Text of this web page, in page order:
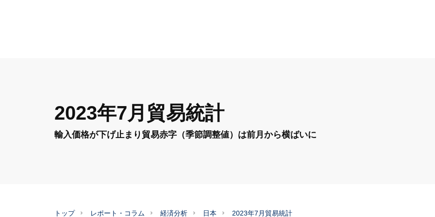
2023年7月貿易統計
輸入価格が下げ止まり貿易赤字（季節調整値）は前月から横ばいに
トップ レポート・コラム 経済分析 日本 2023年7月貿易統計